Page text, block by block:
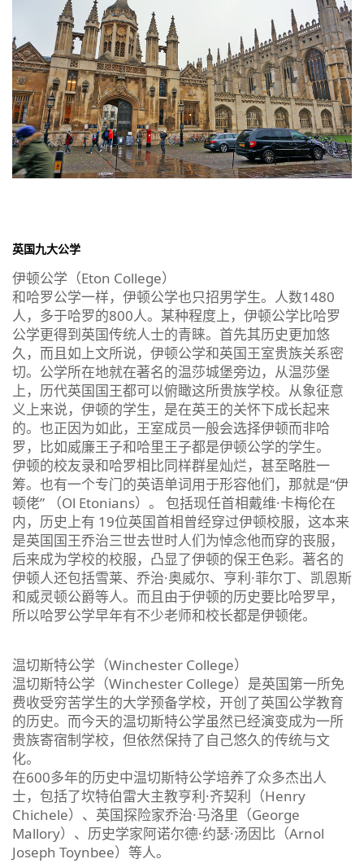
英国九大公学
伊顿公学（Eton College）
和哈罗公学一样，伊顿公学也只招男学生。人数1480
人，多于哈罗的800人。某种程度上，伊顿公学比哈罗
公学更得到英国传统人士的青睐。首先其历史更加悠
久，而且如上文所说，伊顿公学和英国王室贵族关系密
切。公学所在地就在著名的温莎城堡旁边，从温莎堡
上，历代英国国王都可以俯瞰这所贵族学校。从象征意
义上来说，伊顿的学生，是在英王的关怀下成长起来
的。也正因为如此，王室成员一般会选择伊顿而非哈
罗，比如威廉王子和哈里王子都是伊顿公学的学生。
伊顿的校友录和哈罗相比同样群星灿烂，甚至略胜一
筹。也有一个专门的英语单词用于形容他们，那就是“伊
顿佬” （Ol Etonians）。 包括现任首相戴维·卡梅伦在
内，历史上有 19位英国首相曾经穿过伊顿校服，这本来
是英国国王乔治三世去世时人们为悼念他而穿的丧服，
后来成为学校的校服，凸显了伊顿的保王色彩。著名的
伊顿人还包括雪莱、乔治·奥威尔、亨利·菲尔丁、凯恩斯
和威灵顿公爵等人。而且由于伊顿的历史要比哈罗早，
所以哈罗公学早年有不少老师和校长都是伊顿佬。
温切斯特公学（Winchester College）
温切斯特公学（Winchester College）是英国第一所免
费收受穷苦学生的大学预备学校，开创了英国公学教育
的历史。而今天的温切斯特公学虽然已经演变成为一所
贵族寄宿制学校，但依然保持了自己悠久的传统与文
化。
在600多年的历史中温切斯特公学培养了众多杰出人
士，包括了坎特伯雷大主教亨利·齐契利（Henry
Chichele）、英国探险家乔治·马洛里（George
Mallory）、历史学家阿诺尔德·约瑟·汤因比（Arnol
Joseph Toynbee）等人。